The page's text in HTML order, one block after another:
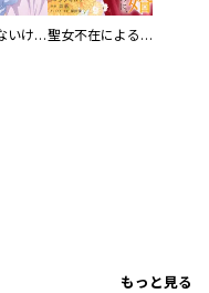
好きじゃないけど、抱いてください【電子単行本版／特典おまけ付き】 聖女不在による仮初め婚なのに、不器用な王太子に溺愛されています【電子単行本版／特典おまけ付き】
もっと見る